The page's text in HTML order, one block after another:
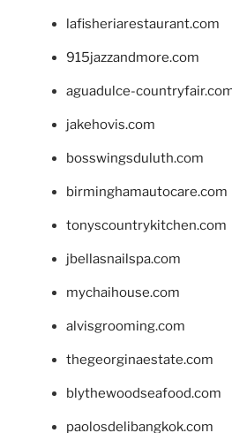
lafisheriarestaurant.com
915jazzandmore.com
aguadulce-
jakehovis.com
bosswingsduluth.com
birminghamautocare.com
tonyscountrykitchen.com
jbellasnailspa.com
mychaihouse.com
alvisgrooming.com
thegeorginaestate.com
blythewoodseafood.com
paolosdelibangkok.com